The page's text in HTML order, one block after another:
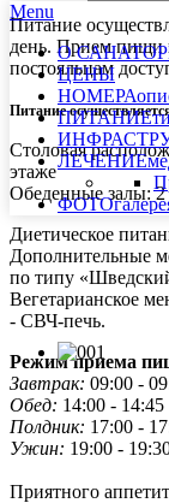
Menu
О
ЦЕНЫ
НОМЕРА
ПИТАНИЕ
ЛЕЧЕНИЕ
ФОТО
Питание
день. Прием пищи
постояльцам
Питание
Столовая
этаже
Обеденные залы: 2
Диетическое
Дополнительные
по типу
Вегетарианское
- СВЧ-печь.
Режим приема
Завтрак: 09:00 -
Обед: 14:00 - 14:45
Полдник: 17:00 -
Ужин: 19:00 -
Приятного